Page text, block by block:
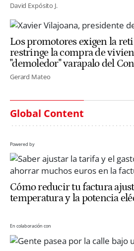
David Expósito J.
Los promotores exigen la
restringe la compra de
"demoledor" varapalo del
Gerard Mateo
Global Content
Powered by
Cómo reducir tu factura
temperatura y la potencia
En colaboración con